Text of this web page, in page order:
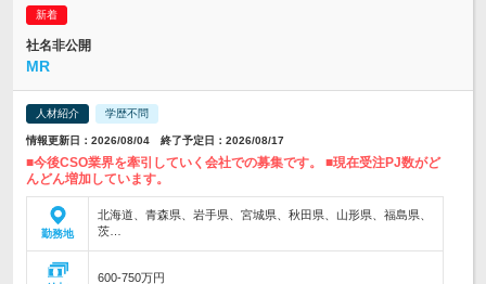
社名非公開
MR
人材紹介 学歴不問
情報更新日：2026/08/04 終了予定日：2026/08/17
■今後CSO業界を牽引していく会社での募集です。 ■現在受注PJ数がど
んどん増加しています。
勤務地
北海道、青森県、岩手県、宮城県、秋田県、山形県、福島県、
茨…
600-750万円